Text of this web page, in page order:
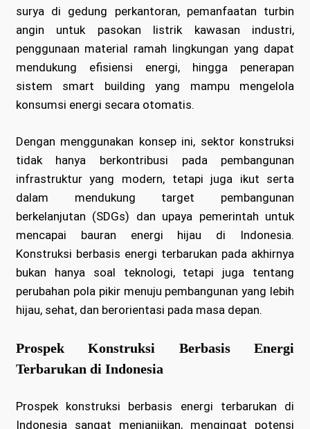
surya di gedung perkantoran, pemanfaatan turbin
angin untuk pasokan listrik kawasan industri,
penggunaan material ramah lingkungan yang dapat
mendukung efisiensi energi, hingga penerapan
sistem smart building yang mampu mengelola
konsumsi energi secara otomatis.
Dengan menggunakan konsep ini, sektor konstruksi
tidak hanya berkontribusi pada pembangunan
infrastruktur yang modern, tetapi juga ikut serta
dalam mendukung target pembangunan
berkelanjutan (SDGs) dan upaya pemerintah untuk
mencapai bauran energi hijau di Indonesia.
Konstruksi berbasis energi terbarukan pada akhirnya
bukan hanya soal teknologi, tetapi juga tentang
perubahan pola pikir menuju pembangunan yang lebih
hijau, sehat, dan berorientasi pada masa depan.
Prospek Konstruksi Berbasis Energi
Terbarukan di Indonesia
Prospek konstruksi berbasis energi terbarukan di
Indonesia sangat menjanjikan, mengingat potensi